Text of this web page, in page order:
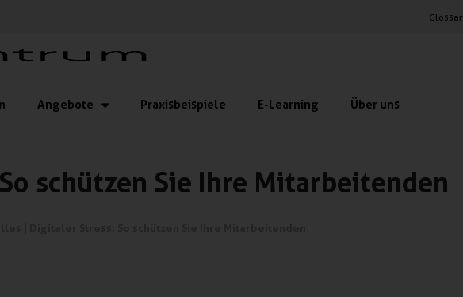
Glossar
Angebote Praxisbeispiele E-Learning Über uns
schützen Sie Ihre Mitarbeitenden